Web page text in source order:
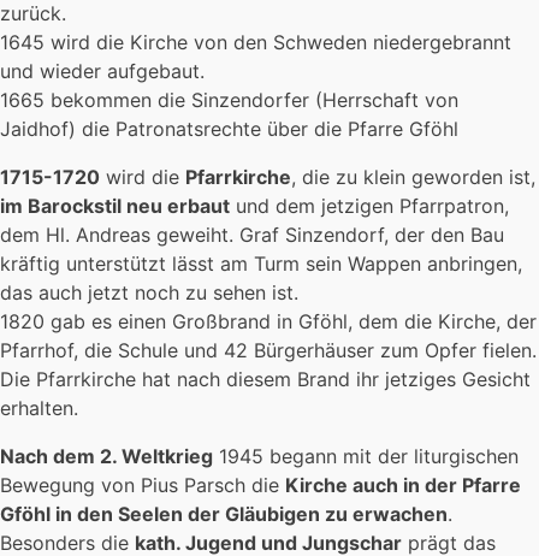
zurück.
1645 wird die Kirche von den Schweden niedergebrannt
und wieder aufgebaut.
1665 bekommen die Sinzendorfer (Herrschaft von
Jaidhof) die Patronatsrechte über die Pfarre Gföhl
1715-1720 wird die Pfarrkirche, die zu klein geworden ist,
im Barockstil neu erbaut und dem jetzigen Pfarrpatron,
dem Hl. Andreas geweiht. Graf Sinzendorf, der den Bau
kräftig unterstützt lässt am Turm sein Wappen anbringen,
das auch jetzt noch zu sehen ist.
1820 gab es einen Großbrand in Gföhl, dem die Kirche, der
Pfarrhof, die Schule und 42 Bürgerhäuser zum Opfer fielen.
Die Pfarrkirche hat nach diesem Brand ihr jetziges Gesicht
erhalten.
Nach dem 2. Weltkrieg 1945 begann mit der liturgischen
Bewegung von Pius Parsch die Kirche auch in der Pfarre
Gföhl in den Seelen der Gläubigen zu erwachen.
Besonders die kath. Jugend und Jungschar prägt das